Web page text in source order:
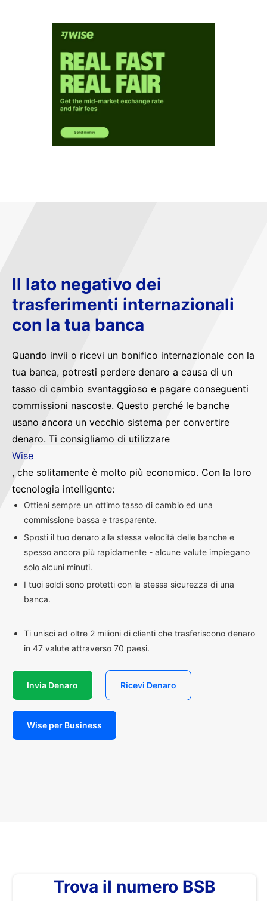
Il lato negativo dei
trasferimenti internazionali
con la tua banca
Quando invii o ricevi un bonifico internazionale con la
tua banca, potresti perdere denaro a causa di un
tasso di cambio svantaggioso e pagare conseguenti
commissioni nascoste. Questo perché le banche
usano ancora un vecchio sistema per convertire
denaro. Ti consigliamo di utilizzare
Wise
, che solitamente è molto più economico. Con la loro
tecnologia intelligente:
Ottieni sempre un ottimo tasso di cambio ed una
commissione bassa e trasparente.
Sposti il tuo denaro alla stessa velocità delle banche e
spesso ancora più rapidamente - alcune valute impiegano
solo alcuni minuti.
I tuoi soldi sono protetti con la stessa sicurezza di una
banca.
Ti unisci ad oltre 2 milioni di clienti che trasferiscono denaro
in 47 valute attraverso 70 paesi.
Invia Denaro Ricevi Denaro
Wise per Business
Trova il numero BSB